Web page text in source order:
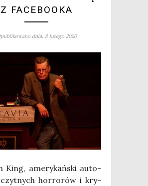
Z FACEBOOKA
dnia: 8 lutego 2020
King, ame­ry­kań­ski auto­
hor­ro­rów i kry­